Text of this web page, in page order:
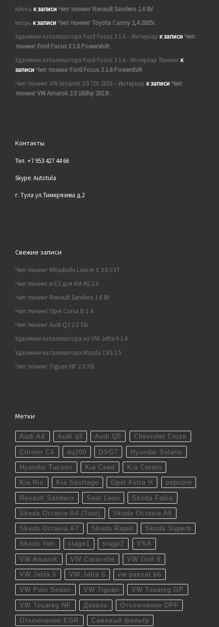
Kikma к записи Чип тюнинг Renault Sandero 1.6 8V
игорь к записи Чип тюнинг Toyota Camry 2,4 2005г.
Удаление катализатора Ford Focus 3 1.6 – Интеркар к записи Чип
тюнинг Ford Focus 3 1.6 Powershift
Удаление катализатора Ford Focus 3 1.6 - Интеркар Тюнингк
записи Чип тюнинг Ford Focus 3 1.6 Powershift
Чип тюнинг VW Amarok 2.0 TDI 2018 – Интеркар к записи Чип
тюнинг VW Amarok 2.0 180hp 2013г.
Контакты
Тел. +7 953 427 44 66
Skype: Autotula
г. Тула ул.Тимирязева д.2
Свежие записи
Чип тюнинг Mitsubishi Lancer X 2.0 CVT
Чип тюнинг и E2 для KIA K5 2.0
Чип тюнинг Renault Sandero 1.6 8V
Чип тюнинг Opel Corsa D 1.4
Чип тюнинг Audi Q3 2.0 Tdi
Удаление катализатора на VW Jetta 6 1.6
Удаление катализатора Mazda CX5 2.5
Чип тюнинг Tiguan NF 2.0 Tdi
Метки
Audi A4 Audi q3 Audi Q5 Chevrolet Cruze
Citroen C4 dq200 DSG7 Hyundai Solaris
Hyundai Tucson Kia Ceed Kia Cerato
Kia Rio Kia Sportage Opel Astra H popcorn
Renault Sandero Seat Leon Skoda Fabia
Skoda Octavia A4 (Tour) Skoda Octavia A5
Skoda Octavia A7 Skoda Rapid Skoda Superb
Skoda Yeti stage1 stage2 VSA
VW Amarok VW Caravelle VW Golf 6
VW Jetta 5 VW Jetta 6 vw passat b6
VW Polo Sedan VW Tiguan VW Touareg GP
VW Touareg NF Дизель Отключение DPF
Отключение EGR Сажевый фильтр